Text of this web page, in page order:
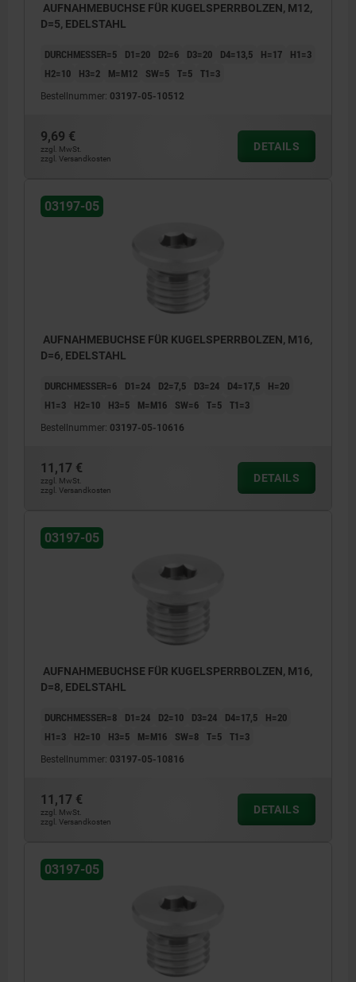
AUFNAHMEBUCHSE FÜR KUGELSPERRBOLZEN, M12,
D=5, EDELSTAHL
DURCHMESSER=5 D1=20 D2=6 D3=20 D4=13,5 H=17
H1=3
H2=10
H3=2 M=M12 SW=5 T=5 T1=3
Bestellnummer: 03197-05-10512
9,69 €
zzgl. MwSt.
zzgl. Versandkosten
DETAILS
03197-05
AUFNAHMEBUCHSE FÜR KUGELSPERRBOLZEN, M16,
D=6, EDELSTAHL
DURCHMESSER=6 D1=24 D2=7,5 D3=24 D4=17,5
H=20
H1=3
H2=10 H3=5 M=M16 SW=6 T=5 T1=3
Bestellnummer: 03197-05-10616
11,17 €
zzgl. MwSt.
zzgl. Versandkosten
DETAILS
03197-05
AUFNAHMEBUCHSE FÜR KUGELSPERRBOLZEN, M16,
D=8, EDELSTAHL
DURCHMESSER=8 D1=24 D2=10 D3=24 D4=17,5
H=20
H1=3
H2=10 H3=5 M=M16 SW=8 T=5 T1=3
Bestellnummer: 03197-05-10816
11,17 €
zzgl. MwSt.
zzgl. Versandkosten
DETAILS
03197-05